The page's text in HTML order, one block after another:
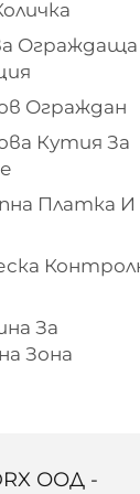
Ограждаща
Ограждан
Кутия За
Платка И
За
Зона
ООД -